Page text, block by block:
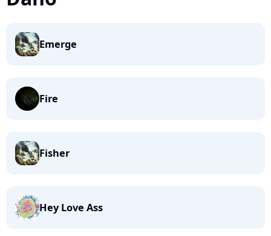
Emerge
Fire
Fisher
Hey Love Ass